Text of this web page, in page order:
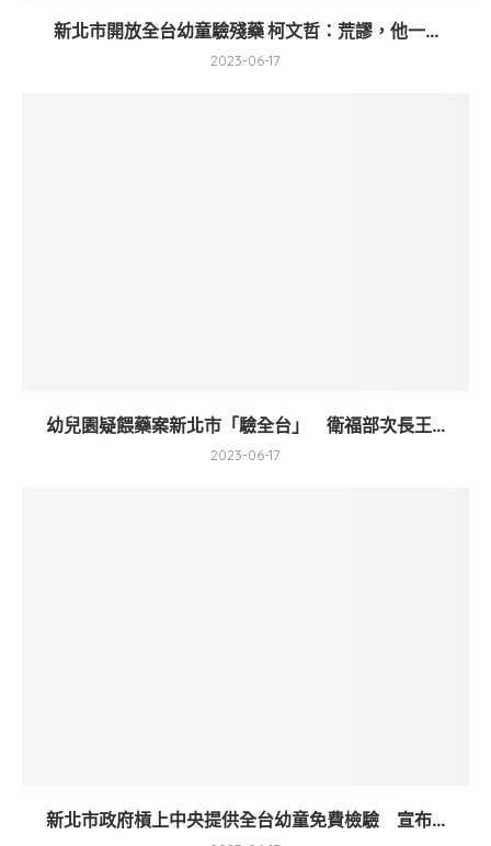
新北市開放全台幼童驗殘藥 柯文哲：荒謬，他一...
2023-06-17
幼兒園疑餵藥案新北市「驗全台」 衛福部次長王...
2023-06-17
新北市政府槓上中央提供全台幼童免費檢驗 宣布...